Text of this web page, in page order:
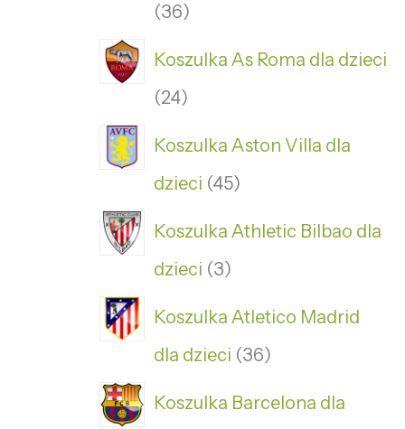
36
Koszulka As Roma dla dzieci
24
Koszulka Aston Villa dla
dzieci 45
Koszulka Athletic Bilbao dla
dzieci 3
Koszulka Atletico Madrid
dla dzieci 36
Koszulka Barcelona dla